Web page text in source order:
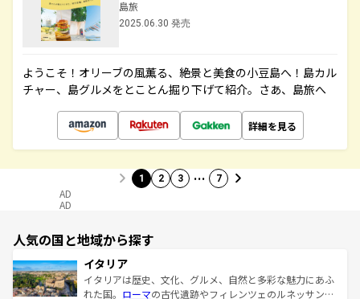
島旅
2025.06.30 発売
ようこそ！オリーブの風薫る、絶景と美食の小豆島へ！島カル
チャー、島グルメをとことん掘り下げて紹介。さあ、島旅へ
詳細を見る
1 2 3 … 7
AD
AD
人気の国と地域から探す
イタリア
イタリアは歴史、文化、グルメ、自然と多彩な魅力にあふ
れた国。 ローマの古代遺跡やフィレンツェのルネッサンス